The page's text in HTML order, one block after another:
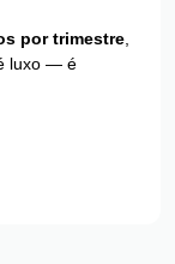
por trimestre
luxo — é